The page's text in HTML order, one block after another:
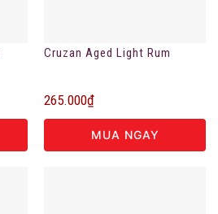
Cruzan Aged Light Rum
265.000₫
MUA NGAY